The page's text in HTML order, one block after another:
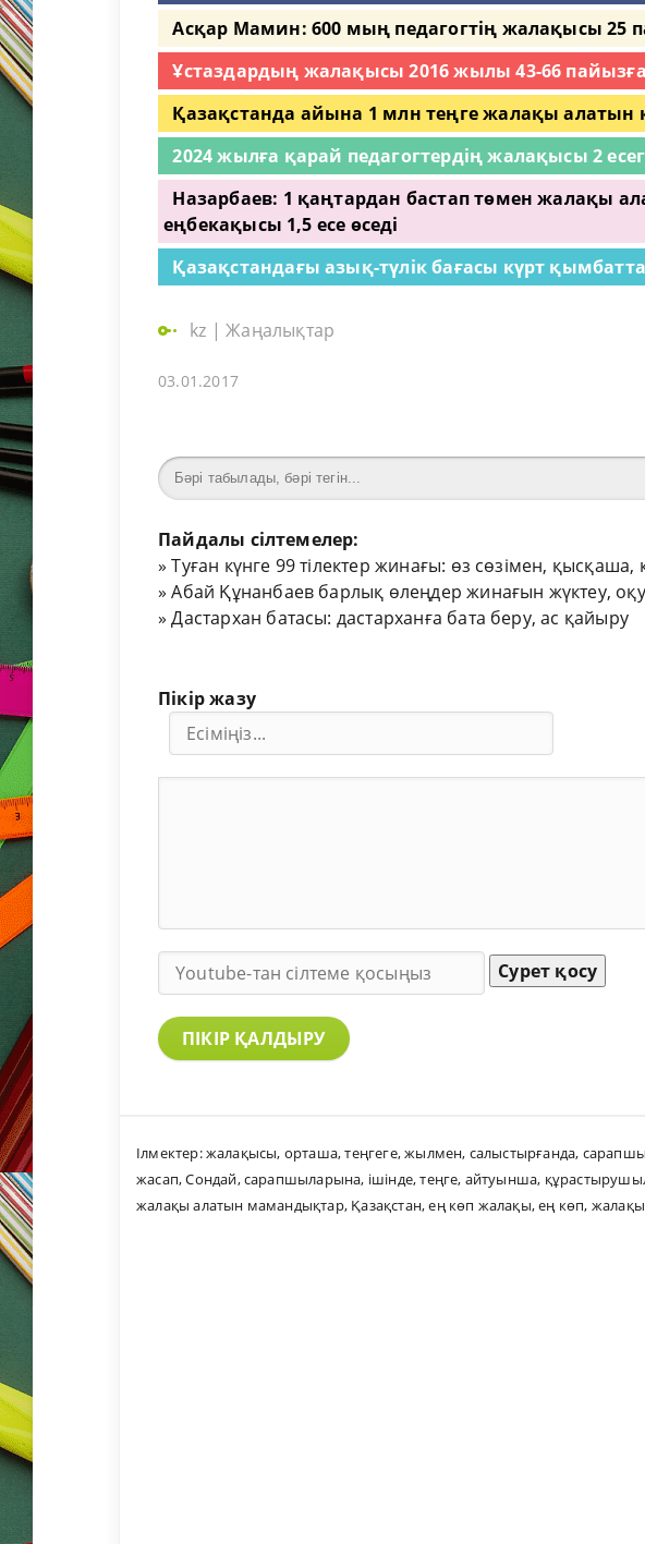
Асқар Мамин: 600 мың педагогтің жалақысы 25
Ұстаздардың жалақысы 2016 жылы 43-66 пайызға
Қазақстанда айына 1 млн теңге жалақы
2024 жылға қарай педагогтердің жалақысы 2
Назарбаев: 1 қаңтардан бастап төмен жалақы
еңбекақысы 1,5 есе өседі
Қазақстандағы азық-түлік бағасы күрт
kz |Жаңалықтар
03.01.2017
Пайдалы сілтемелер:
»Туған күнге 99 тілектер жинағы: өз сөзімен, қысқаша,
»Абай Құнанбаев барлық өлеңдер жинағын жүктеу, оқу
»Дастархан батасы: дастарханға бата беру, ас қайыру
Пікір жазу
Сурет қосу
ПІКІР ҚАЛДЫРУ
Ілмектер:жалақысы, орташа,теңгеге,жылмен, салыстырғанда,
жасап,Сондай,сарапшыларына, ішінде,теңге, айтуынша,
жалақы алатын мамандықтар, Қазақстан,ең көп жалақы,ең көп, жалақы